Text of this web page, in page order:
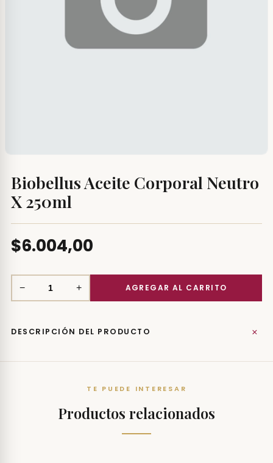
Biobellus Aceite Corporal Neutro
X 250ml
$6.004,00
− +
DESCRIPCIÓN DEL PRODUCTO +
TE PUEDE INTERESAR
Productos relacionados